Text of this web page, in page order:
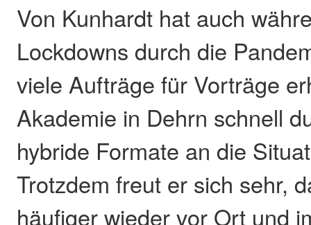
Von Kunhardt hat auch
Lockdowns durch die
viele Aufträge für Vorträge
Akademie in Dehrn schnell
hybride Formate an die
Trotzdem freut er sich sehr,
häufiger wieder vor Ort und